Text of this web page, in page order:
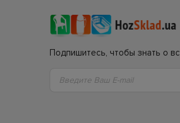
Подпишитесь, чтобы знать о